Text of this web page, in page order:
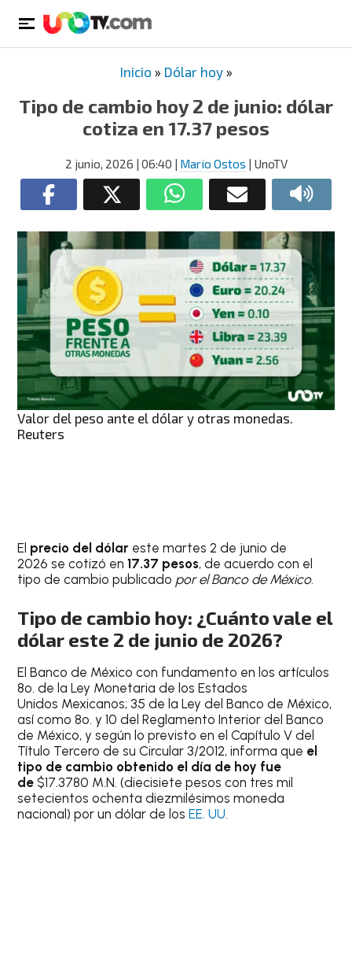
Inicio » Dólar hoy»
Tipo de cambio hoy 2 de junio: dólar
cotiza en 17.37 pesos
2 junio, 2026 | 06:40 | Mario Ostos | UnoTV
Valor del peso ante el dólar y otras monedas.
Reuters
El precio del dólar este martes 2 de junio de
2026 se cotizó en17.37 pesos, de acuerdo con el
tipo de cambio publicado por el Banco de México.
Tipo de cambio hoy: ¿Cuánto vale el
dólar este 2 de junio de 2026?
El Banco de México con fundamento en los artículos
8o. de la Ley Monetaria de los Estados
Unidos Mexicanos; 35 de la Ley del Banco de México,
así como 8o. y 10 del Reglamento Interior del Banco
de México, y según lo previsto en el Capítulo V del
Título Tercero de su Circular 3/2012, informa que el
tipo de cambio obtenido el día de hoy fue
de $17.3780 M.N. (diecisiete pesos con tres mil
setecientos ochenta diezmilésimos moneda
nacional) por un dólar de losEE. UU.